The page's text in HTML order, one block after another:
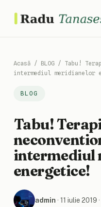
Acasă / BLOG / Tabu!
intermediul meridianelor
BLOG
Tabu!
intermediul
energetice!
admin · 11 iulie 2019